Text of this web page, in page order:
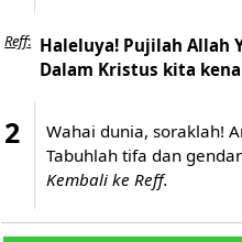
Reff: Haleluya! Pujilah Allah
Dalam Kristus kita
2
Wahai dunia, soraklah!
Tabuhlah tifa dan
Kembali ke Reff.